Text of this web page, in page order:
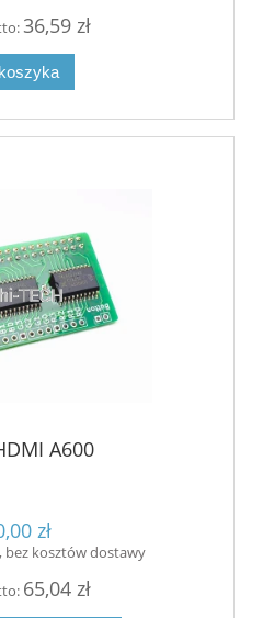
36,59 zł
A600
zł
bez kosztów dostawy
65,04 zł